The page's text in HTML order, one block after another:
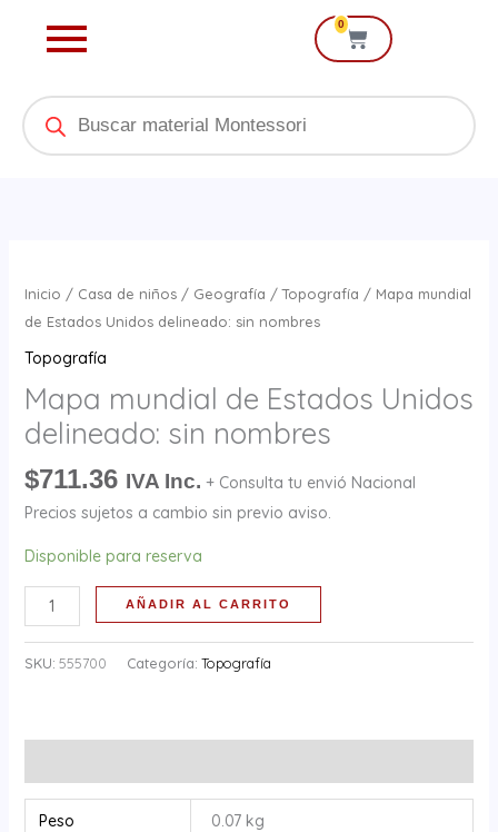
0
Cart
Products
search
Inicio / Casa de niños/ Geografía /Topografía / Mapa mundial
de Estados Unidos delineado: sin nombres
Topografía
Mapa mundial de Estados Unidos
delineado: sin nombres
$711.36 IVA Inc. + Consulta tu envió Nacional
Precios sujetos a cambio sin previo aviso.
Disponible para reserva
mundial
de
Unidos
delineado:
sin
cantidad
AÑADIR AL CARRITO
SKU: 555700 Categoría: Topografía
Peso 0.07 kg